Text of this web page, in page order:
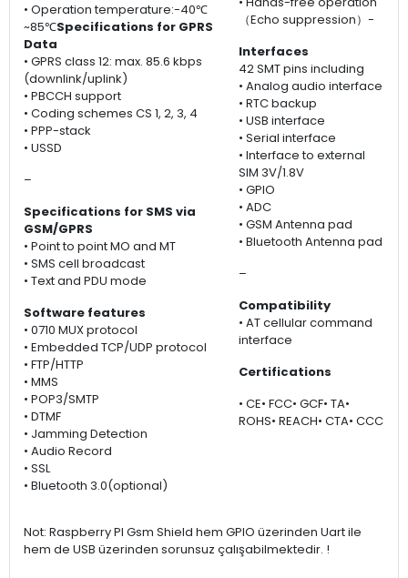
• Operation temperature:-40℃
~85℃Specifications for GPRS
Data
• GPRS class 12: max. 85.6 kbps
(downlink/uplink)
• PBCCH support
• Coding schemes CS 1, 2, 3, 4
• PPP-stack
• USSD
–
Specifications for SMS via
GSM/GPRS
• Point to point MO and MT
• SMS cell broadcast
• Text and PDU mode
Software features
• 0710 MUX protocol
• Embedded TCP/UDP protocol
• FTP/HTTP
• MMS
• POP3/SMTP
• DTMF
• Jamming Detection
• Audio Record
• SSL
• Bluetooth 3.0(optional)
（Echo suppression）-
Interfaces
42 SMT pins including
• Analog audio interface
• RTC backup
• USB interface
• Serial interface
• Interface to external
SIM 3V/1.8V
• GPIO
• ADC
• GSM Antenna pad
• Bluetooth Antenna pad
–
Compatibility
• AT cellular command
interface
Certifications
• CE• FCC• GCF• TA•
ROHS• REACH• CTA• CCC
Not: Raspberry PI Gsm Shield hem GPIO üzerinden Uart ile
hem de USB üzerinden sorunsuz çalışabilmektedir. !